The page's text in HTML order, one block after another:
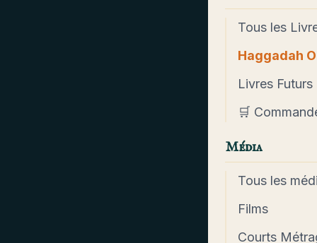
Tous les
Haggadah
Livres Futurs
🛒
Média
Tous les
Films
Courts